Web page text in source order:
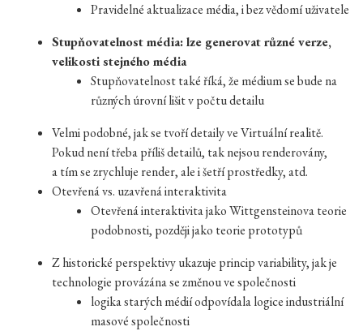
Pravidelné aktualizace média, i bez vědomí uživatele
Stupňovatelnost média: lze generovat různé verze,
velikosti stejného média
Stupňovatelnost také říká, že médium se bude na
různých úrovní lišit v počtu detailu
Velmi podobné, jak se tvoří detaily ve Virtuální realitě.
Pokud není třeba příliš detailů, tak nejsou renderovány,
a tím se zrychluje render, ale i šetří prostředky, atd.
Otevřená vs. uzavřená interaktivita
Otevřená interaktivita jako Wittgensteinova teorie
podobnosti, později jako teorie prototypů
Z historické perspektivy ukazuje princip variability, jak je
technologie provázána se změnou ve společnosti
logika starých médií odpovídala logice industriální
masové společnosti